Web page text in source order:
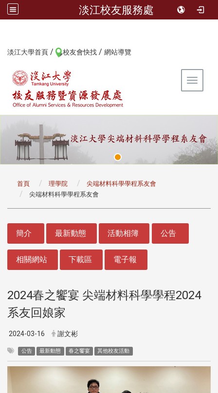
淡江校友服務處
淡江大學首頁 / 校友會快找 / 網站導覽
Toggle
首頁 理學院
尖端材料科學學程系友會
尖端材料科學學程系友會
簡介 最新動態 活動相簿 公告
相關網站 下載區 電子報
2024春之饗宴 尖端材料科學學程2024
系友回娘家
2024-03-16 謝文彬
公告 最新動態 春之饗宴 其他校友活動